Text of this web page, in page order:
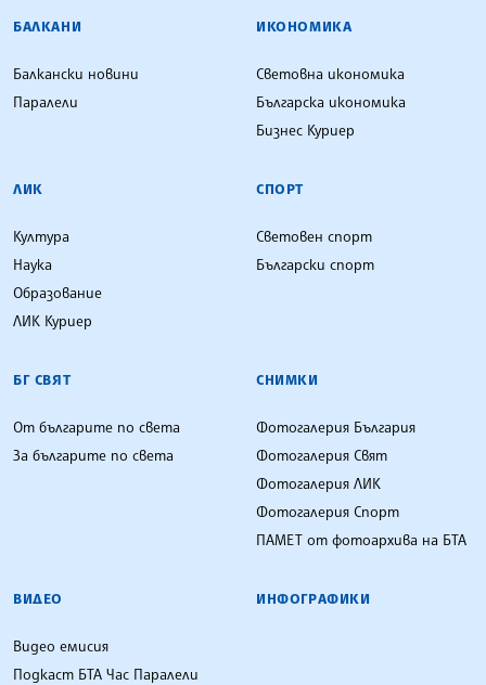
БАЛКАНИ
Балкански новини
Паралели
ИКОНОМИКА
Световна икономика
Българска икономика
Бизнес Куриер
ЛИК
Култура
Наука
Образование
ЛИК Куриер
СПОРТ
Световен спорт
Български спорт
БГ СВЯТ
От българите по света
За българите по света
СНИМКИ
Фотогалерия България
Фотогалерия Свят
Фотогалерия ЛИК
Фотогалерия Спорт
ПАМЕТ от фотоархива на БТА
ВИДЕО
Видео емисия
Подкаст БТА Час Паралели
ИНФОГРАФИКИ